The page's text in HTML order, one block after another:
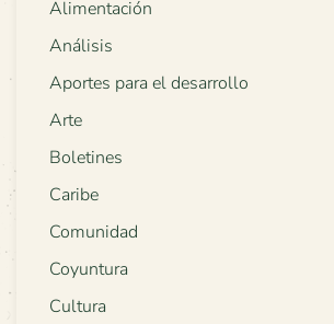
Alimentación
Análisis
Aportes para el desarrollo
Arte
Boletines
Caribe
Comunidad
Coyuntura
Cultura